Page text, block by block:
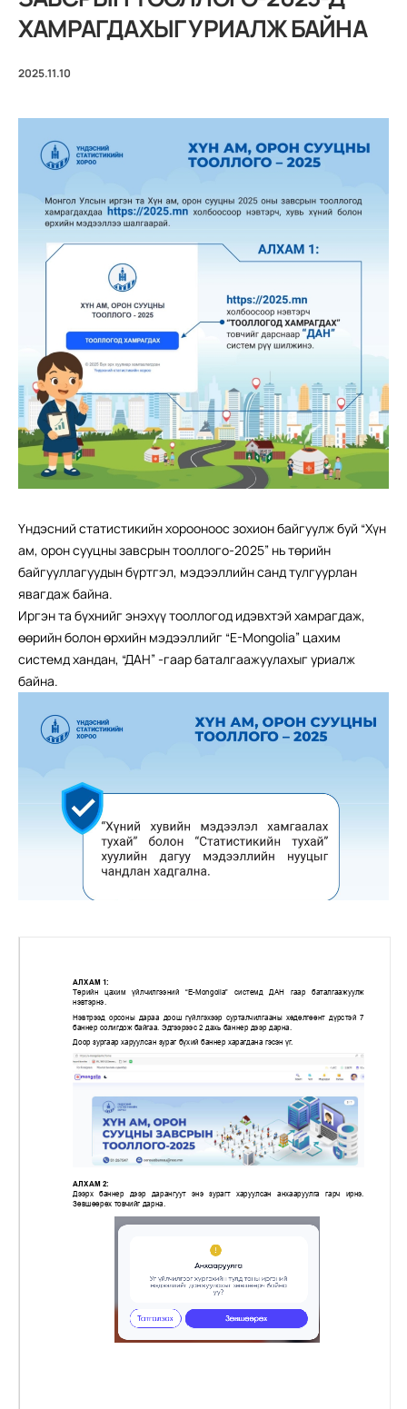
ХАМРАГДАХЫГ УРИАЛЖ БАЙНА
2025.11.10
Үндэсний статистикийн хорооноос зохион байгуулж буй “Хүн
ам, орон сууцны завсрын тооллого-2025” нь төрийн
байгууллагуудын бүртгэл, мэдээллийн санд тулгуурлан
явагдаж байна.
Иргэн та бүхнийг энэхүү тооллогод идэвхтэй хамрагдаж,
өөрийн болон өрхийн мэдээллийг “E-Mongolia” цахим
системд хандан, “ДАН” -гаар баталгаажуулахыг уриалж
байна.